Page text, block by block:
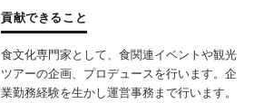
貢献できること
食文化専門家として、食関連イベントや観光
ツアーの企画、プロデュースを行います。企
業勤務経験を生かし運営事務まで行います。